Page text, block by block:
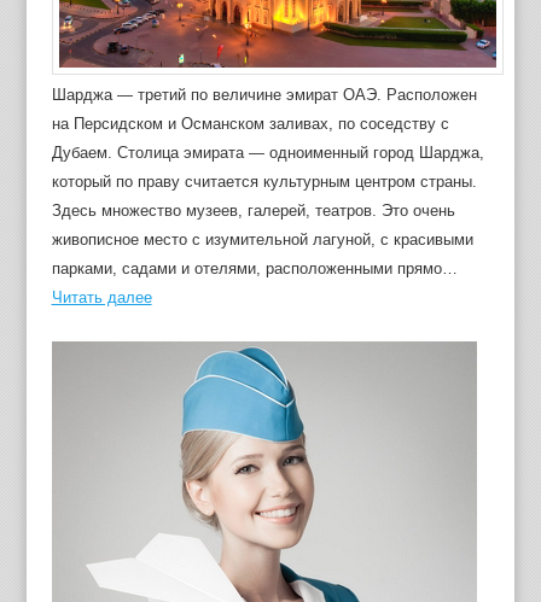
Шарджа — третий по величине эмират ОАЭ. Расположен
на Персидском и Османском заливах, по соседству с
Дубаем. Столица эмирата — одноименный город Шарджа,
который по праву считается культурным центром страны.
Здесь множество музеев, галерей, театров. Это очень
живописное место с изумительной лагуной, с красивыми
парками, садами и отелями, расположенными прямо…
Читать далее